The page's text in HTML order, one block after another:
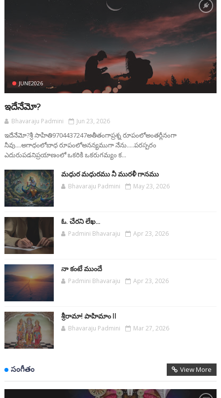
JUNE2026
ఇదేనేమో?
Bhavaraju Padmini Jun 23, 2026
ఇదేనేమో?శ్రీ సాహితి9704437247అతీతంగాప్రశ్న రూపంలోఅంతర్లీనంగా
నీవు....అగాధంలోబాధ రూపంలోఅనన్యముగా నేను.....పరస్పరం
ఎదురుపడనిప్రయాణంలో ఒకరికి ఒకరుగమ్యం క...
మధుర మధురము నీ మురళీ గానము
Bhavaraju Padmini
May 23, 2026
ఓ. చేరని లేఖ…
Padmini Bhavaraju
Apr 23, 2026
నా కంటే ముందే
Padmini Bhavaraju
Apr 23, 2026
శ్రీరామా! పాహిమాం ll
Bhavaraju Padmini
Mar 27, 2026
సంగీతం View More